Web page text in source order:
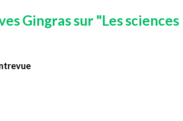
Gingras sur "Les sciences